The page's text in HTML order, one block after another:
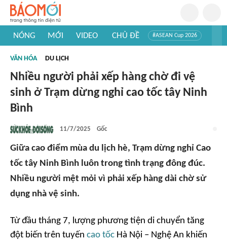
NÓNG MỚI VIDEO CHỦ ĐỀ #ASEAN Cup 2026
#Khám phá thế giới
VĂN HÓA DU LỊCH
Nhiều người phải xếp hàng chờ đi vệ
sinh ở Trạm dừng nghỉ cao tốc tây Ninh
Bình
11/7/2025 Gốc
Giữa cao điểm mùa du lịch hè, Trạm dừng nghỉ Cao
tốc tây Ninh Bình luôn trong tình trạng đông đúc.
Nhiều người mệt mỏi vì phải xếp hàng dài chờ sử
dụng nhà vệ sinh.
Từ đầu tháng 7, lượng phương tiện di chuyển tăng
đột biến trên tuyến cao tốc Hà Nội – Nghệ An khiến